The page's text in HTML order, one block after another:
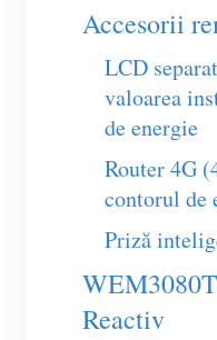
IAMMETER
Serviciu self-
Încărcător EV
Simulator
Contor virtual
Aplicații
Monitor
Magazin
Accesorii
LCD
valoarea
de energie
Router 4G
contorul de
Priză
Reactiv